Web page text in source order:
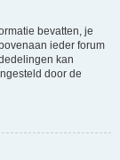
bevatten, je
ieder forum
kan
door de